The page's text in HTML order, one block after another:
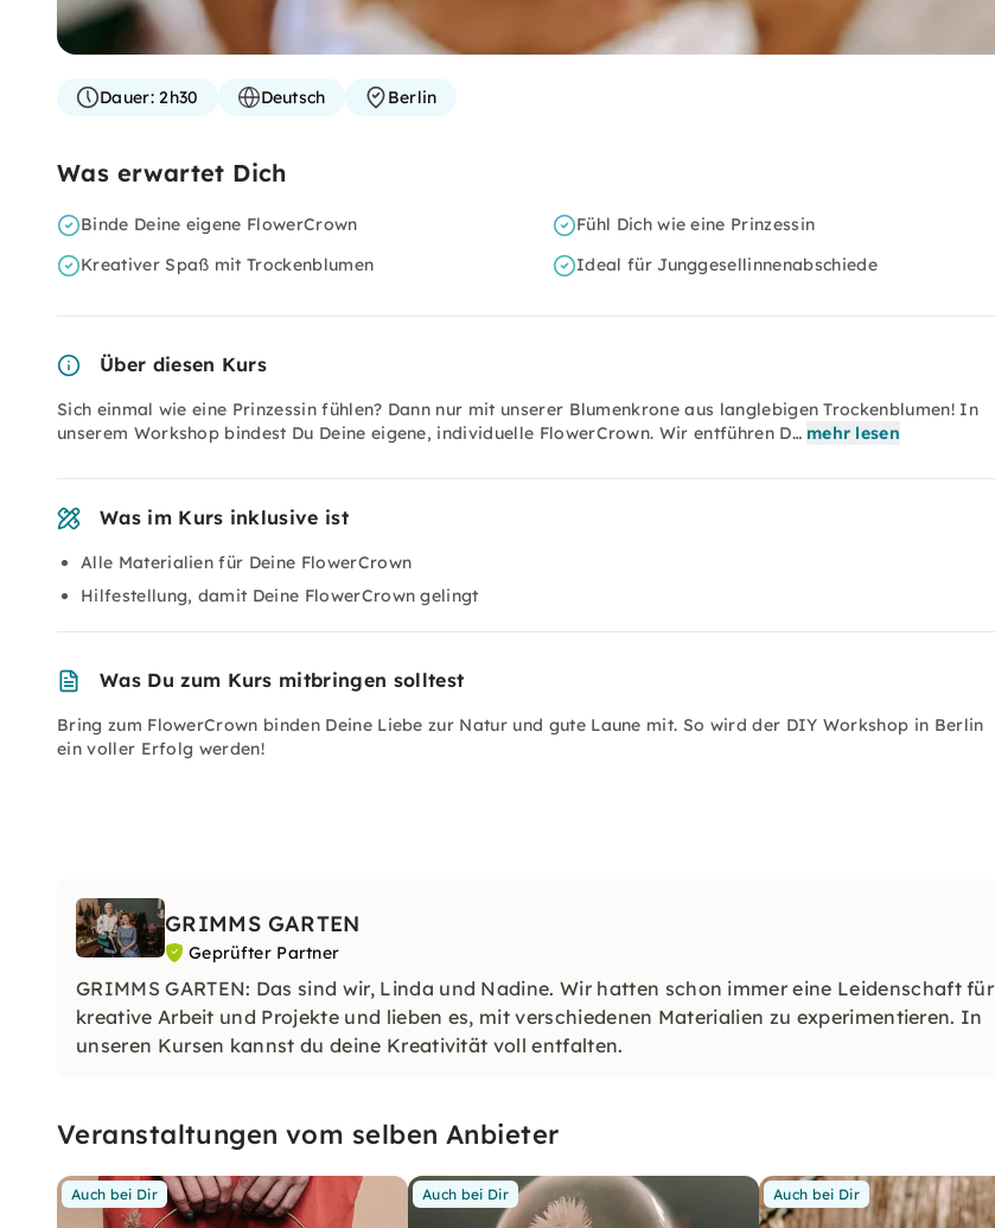
Dauer:2h30 Deutsch Berlin
Was erwartet Dich
Binde Deine eigene FlowerCrown
Fühl Dich wie eine Prinzessin
Kreativer Spaß mit Trockenblumen
Ideal für Junggesellinnenabschiede
Über diesen Kurs
Sich einmal wie eine Prinzessin fühlen? Dann nur mit unserer Blumenkrone aus langlebigen Trockenblumen! In
unserem Workshop bindest Du Deine eigene, individuelle FlowerCrown. Wir entführen D… mehr lesen
Was im Kurs inklusive ist
Alle Materialien für Deine FlowerCrown
Hilfestellung, damit Deine FlowerCrown gelingt
Was Du zum Kurs mitbringen solltest
Bring zum FlowerCrown binden Deine Liebe zur Natur und gute Laune mit. So wird der DIY Workshop in Berlin
ein voller Erfolg werden!
GRIMMS GARTEN
Geprüfter Partner
GRIMMS GARTEN: Das sind wir, Linda und Nadine. Wir hatten schon immer eine Leidenschaft für
kreative Arbeit und Projekte und lieben es, mit verschiedenen Materialien zu experimentieren. In
unseren Kursen kannst du deine Kreativität voll entfalten.
Veranstaltungen vom selben Anbieter
Auch bei Dir Auch bei Dir Auch bei Dir